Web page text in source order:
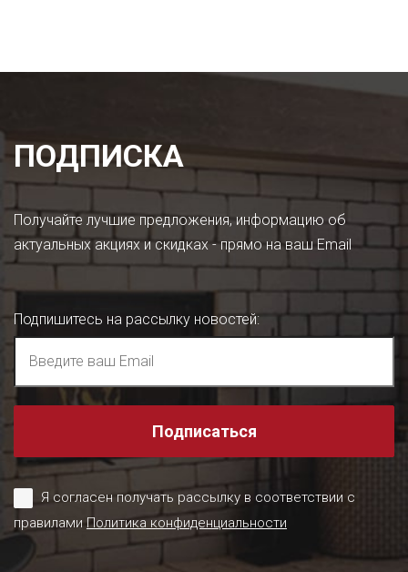
ПОДПИСКА
Получайте лучшие предложения, информацию об
актуальных акциях и скидках - прямо на ваш Email
Подпишитесь на рассылку новостей:
Подписаться
Я согласен получать рассылку в соответствии с
правиламиПолитика конфиденциальности